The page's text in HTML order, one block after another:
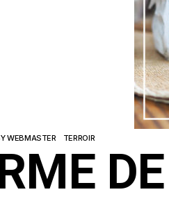
WEBMASTER TERROIR